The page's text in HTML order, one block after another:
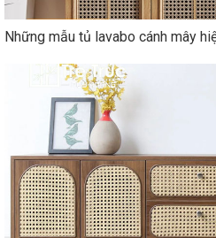
Những mẫu tủ lavabo cánh mây